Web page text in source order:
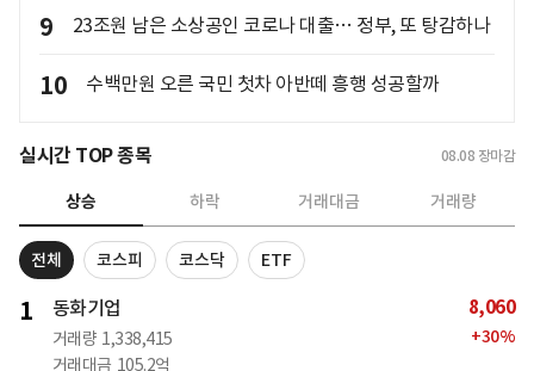
9 23조원 남은 소상공인 코로나 대출… 정부, 또 탕감하나
10 수백만원 오른 국민 첫차 아반떼 흥행 성공할까
실시간 TOP 종목 08.08 장마감
상승 하락 거래대금 거래량
전체 코스피 코스닥 ETF
1 동화기업
거래량 1,338,415
거래대금 105.2억
8,060
+30%